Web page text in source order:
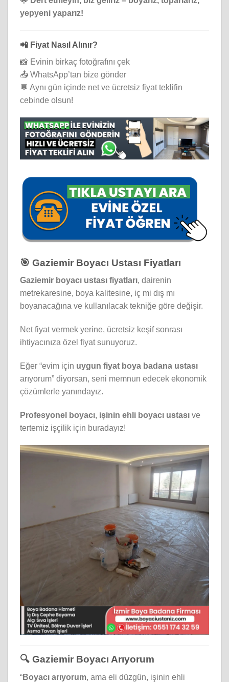
yepyeni yaparız!
📲 Fiyat Nasıl Alınır?
📸 Evinin birkaç fotoğrafını çek
📤 WhatsApp’tan bize gönder
💬 Aynı gün içinde net ve ücretsiz fiyat teklifin
cebinde olsun!
🎯 Gaziemir Boyacı Ustası Fiyatları
Gaziemir boyacı ustası fiyatları, dairenin
metrekaresine, boya kalitesine, iç mi dış mı
boyanacağına ve kullanılacak tekniğe göre değişir.
Net fiyat vermek yerine, ücretsiz keşif sonrası
ihtiyacınıza özel fiyat sunuyoruz.
Eğer “evim için uygun fiyat boya badana ustası
arıyorum” diyorsan, seni memnun edecek ekonomik
çözümlerle yanındayız.
Profesyonel boyacı, işinin ehli boyacı ustası ve
tertemiz işçilik için buradayız!
🔍 Gaziemir Boyacı Arıyorum
“Boyacı arıyorum, ama eli düzgün, işinin ehli